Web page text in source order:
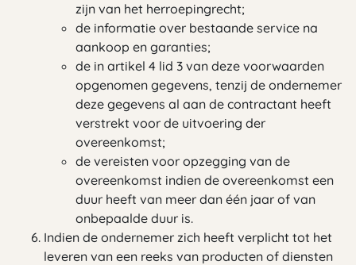
zijn van het herroepingrecht;
de informatie over bestaande service na
aankoop en garanties;
de in artikel 4 lid 3 van deze voorwaarden
opgenomen gegevens, tenzij de ondernemer
deze gegevens al aan de contractant heeft
verstrekt voor de uitvoering der
overeenkomst;
de vereisten voor opzegging van de
overeenkomst indien de overeenkomst een
duur heeft van meer dan één jaar of van
onbepaalde duur is.
Indien de ondernemer zich heeft verplicht tot het
leveren van een reeks van producten of diensten